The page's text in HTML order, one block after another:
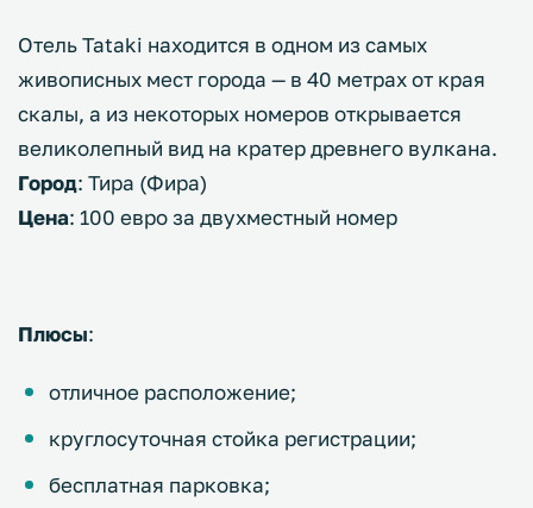
Отель Tataki находится в одном из самых
живописных мест города — в 40 метрах от края
скалы, а из некоторых номеров открывается
великолепный вид на кратер древнего вулкана.
Город: Тира (Фира)
Цена: 100 евро за двухместный номер
Плюсы:
отличное расположение;
круглосуточная стойка регистрации;
бесплатная парковка;